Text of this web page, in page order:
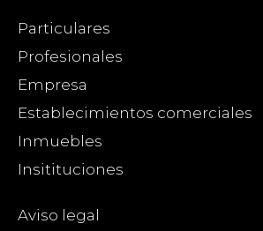
Particulares
Profesionales
Empresa
Establecimientos comerciales
Inmuebles
Insitituciones
Aviso legal